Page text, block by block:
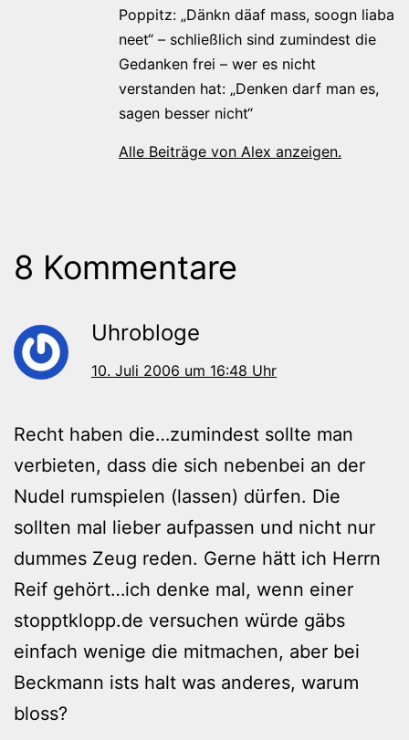
Poppitz: „Dänkn däaf mass, soogn liaba
neet“ – schließlich sind zumindest die
Gedanken frei – wer es nicht
verstanden hat: „Denken darf man es,
sagen besser nicht“
Alle Beiträge von Alex anzeigen.
8 Kommentare
Uhrobloge
10. Juli 2006 um 16:48 Uhr
Recht haben die…zumindest sollte man
verbieten, dass die sich nebenbei an der
Nudel rumspielen (lassen) dürfen. Die
sollten mal lieber aufpassen und nicht nur
dummes Zeug reden. Gerne hätt ich Herrn
Reif gehört…ich denke mal, wenn einer
stopptklopp.de versuchen würde gäbs
einfach wenige die mitmachen, aber bei
Beckmann ists halt was anderes, warum
bloss?